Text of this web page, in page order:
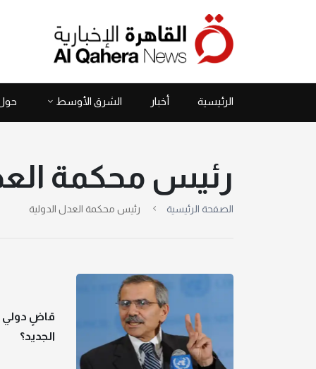
الرئيسية أخبار الشرق الأوسط
رئيس محكمة
الصفحة الرئيسية رئيس محكمة العدل الدولية
قاضٍ دولي
الجديد؟